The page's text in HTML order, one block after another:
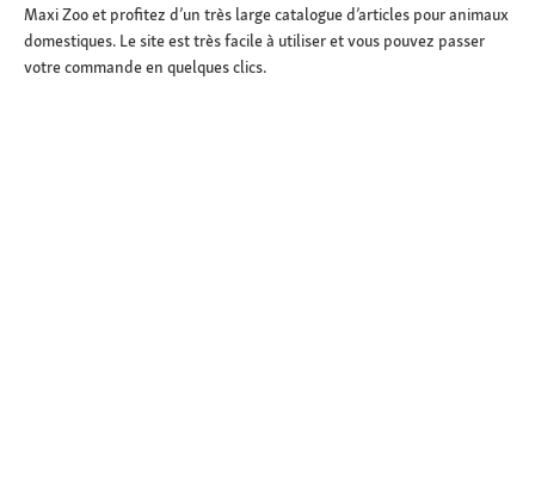
Maxi Zoo et profitez d’un très large catalogue d’articles pour animaux
domestiques. Le site est très facile à utiliser et vous pouvez passer
votre commande en quelques clics.